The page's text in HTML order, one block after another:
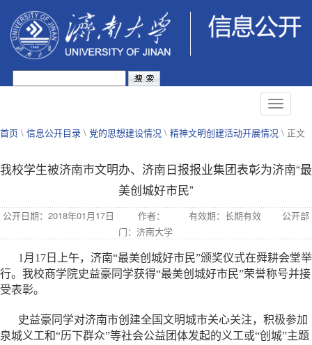
首页 \ 信息公开目录 \ 党的思想建设情况 \ 精神文明创建活动开展情况 \ 正文
我校学生被济南市文明办、济南日报报业集团表彰为济南“最
美创城好市民”
公开日期：2018年01月17日 作者： 有效期：长期有效
公开部
门：济南大学
1月17日上午，济南“最美创城好市民”颁奖仪式在舜耕会堂举
行。我校商学院史益豪同学获得“最美创城好市民”荣誉称号并接
受表彰。
史益豪同学对济南市创建全国文明城市关心关注，积极参加
泉城义工和“历下群众”等社会公益团体发起的义工或“创城”主题